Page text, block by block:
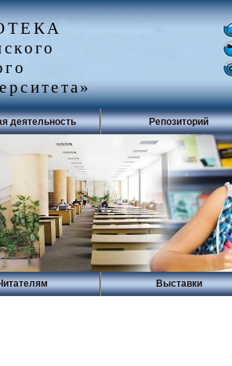
деятельность Репозиторий
Выставки